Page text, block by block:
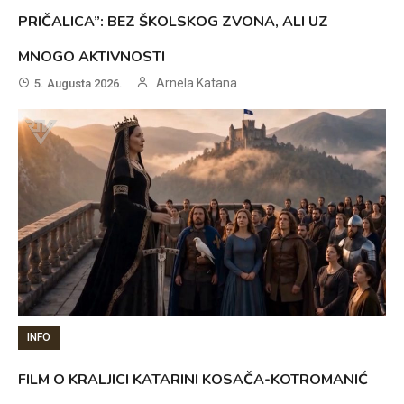
PRIČALICA”: BEZ ŠKOLSKOG ZVONA, ALI UZ
MNOGO AKTIVNOSTI
5. Augusta 2026. Arnela Katana
INFO
FILM O KRALJICI KATARINI KOSAČA-KOTROMANIĆ